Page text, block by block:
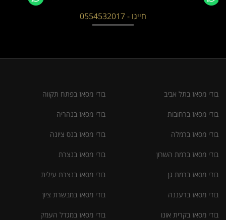
חייגו - 0554532017
בודי מסאז בתל אביב
בודי מסאז ברחובות
בודי מסאז ברמלה
בודי מסאז ברמת השרון
בודי מסאז ברמת גן
בודי מסאז ברעננה
בודי מסאז בקרית אונו
בודי מסאז בפתח תקווה
בודי מסאז בנהריה
בודי מסאז בנס ציונה
בודי מסאז בנצרת
בודי מסאז בנצרת עילית
בודי מסאז במבשרת ציון
בודי מסאז במגדל העמק